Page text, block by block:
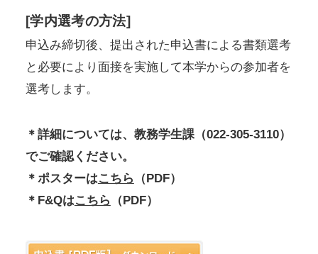
[学内選考の方法]
申込み締切後、提出された申込書による書類選考
と必要により面接を実施して本学からの参加者を
選考します。
＊詳細については、教務学生課（022-305-3110）
でご確認ください。
＊ポスターはこちら （PDF）
＊F&Qはこちら （PDF）